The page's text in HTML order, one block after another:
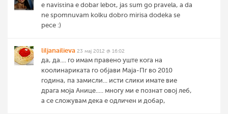
e navistina e dobar lebot, jas sum go pravela, a da
ne spomnuvam kolku dobro mirisa dodeka se
pece :)
liljanailieva 23 мај 2012 @ 16:02
да, да.... го имам правено уште кога на
коолинариката го објави Маја-Пг во 2010
година, па замисли... исти слики имате вие
драга моја Анице..... многу ми е познат овој леб,
а се сложувам дека е одличен и добар,